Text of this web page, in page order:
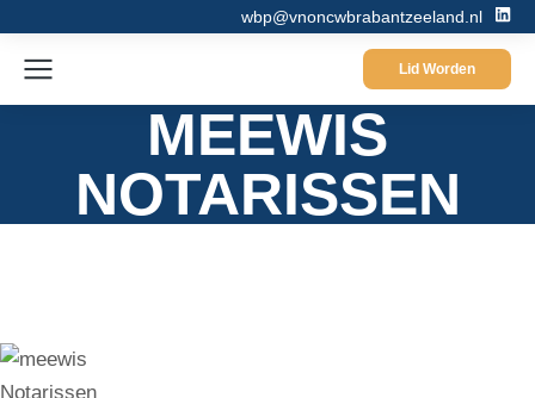
wbp@vnoncwbrabantzeeland.nl
Lid Worden
MEEWIS
NOTARISSEN